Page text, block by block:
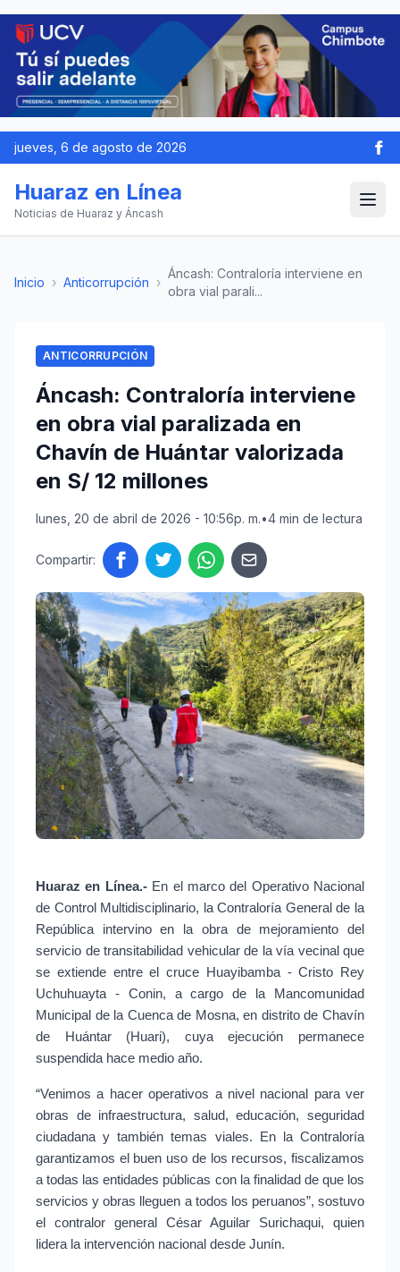
jueves, 6 de agosto de 2026
Huaraz en Línea
Noticias de Huaraz y Áncash
Inicio › Anticorrupción ›
Áncash: Contraloría interviene en
obra vial parali...
ANTICORRUPCIÓN
Áncash: Contraloría interviene
en obra vial paralizada en
Chavín de Huántar valorizada
en S/ 12 millones
lunes, 20 de abril de 2026 - 10:56p. m.•4 min de lectura
Compartir:
Huaraz en Línea.- En el marco del Operativo Nacional
de Control Multidisciplinario, la Contraloría General de la
República intervino en la obra de mejoramiento del
servicio de transitabilidad vehicular de la vía vecinal que
se extiende entre el cruce Huayibamba - Cristo Rey
Uchuhuayta - Conin, a cargo de la Mancomunidad
Municipal de la Cuenca de Mosna, en distrito de Chavín
de Huántar (Huari), cuya ejecución permanece
suspendida hace medio año.
“Venimos a hacer operativos a nivel nacional para ver
obras de infraestructura, salud, educación, seguridad
ciudadana y también temas viales. En la Contraloría
garantizamos el buen uso de los recursos, fiscalizamos
a todas las entidades públicas con la finalidad de que los
servicios y obras lleguen a todos los peruanos”, sostuvo
el contralor general César Aguilar Surichaqui, quien
lidera la intervención nacional desde Junín.